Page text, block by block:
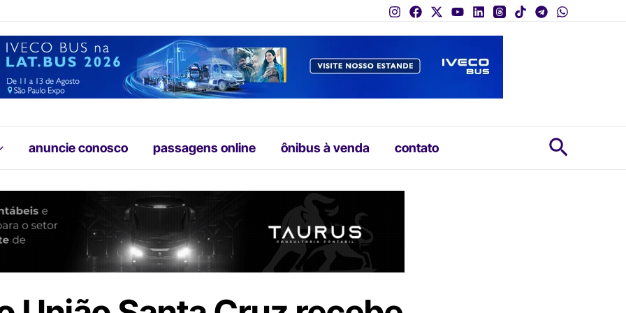
anuncie conosco passagens online ônibus à venda contato